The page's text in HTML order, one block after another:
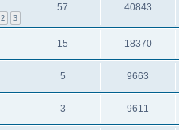
2 3
57 40843
15 18370
5 9663
3 9611